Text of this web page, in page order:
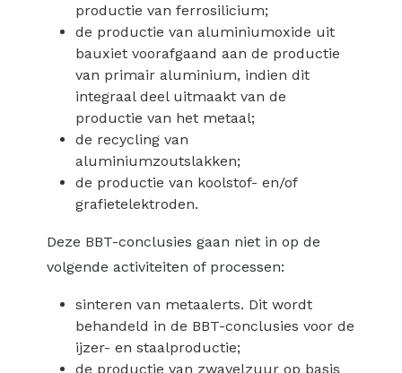
productie van ferrosilicium;
de productie van aluminiumoxide uit
bauxiet voorafgaand aan de productie
van primair aluminium, indien dit
integraal deel uitmaakt van de
productie van het metaal;
de recycling van
aluminiumzoutslakken;
de productie van koolstof- en/of
grafietelektroden.
Deze BBT-conclusies gaan niet in op de
volgende activiteiten of processen:
sinteren van metaalerts. Dit wordt
behandeld in de BBT-conclusies voor de
ijzer- en staalproductie;
de productie van zwavelzuur op basis